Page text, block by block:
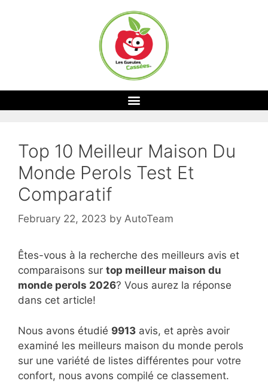
Top 10 Meilleur Maison Du
Monde Perols Test Et
Comparatif
February 22, 2023 by AutoTeam
Êtes-vous à la recherche des meilleurs avis et
comparaisons sur top meilleur maison du
monde perols 2026? Vous aurez la réponse
dans cet article!
Nous avons étudié 9913 avis, et après avoir
examiné les meilleurs maison du monde perols
sur une variété de listes différentes pour votre
confort, nous avons compilé ce classement.